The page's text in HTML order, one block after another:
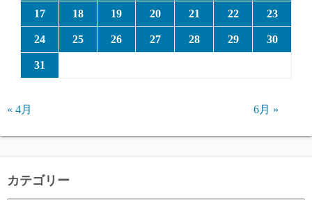
17 18 19 20 21 22 23
24 25 26 27 28 29 30
31
« 4月 6月 »
カテゴリー